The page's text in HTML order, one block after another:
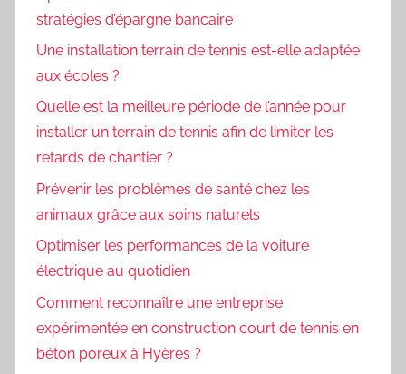
stratégies d’épargne bancaire
Une installation terrain de tennis est-elle adaptée
aux écoles ?
Quelle est la meilleure période de l’année pour
installer un terrain de tennis afin de limiter les
retards de chantier ?
Prévenir les problèmes de santé chez les
animaux grâce aux soins naturels
Optimiser les performances de la voiture
électrique au quotidien
Comment reconnaître une entreprise
expérimentée en construction court de tennis en
béton poreux à Hyères ?